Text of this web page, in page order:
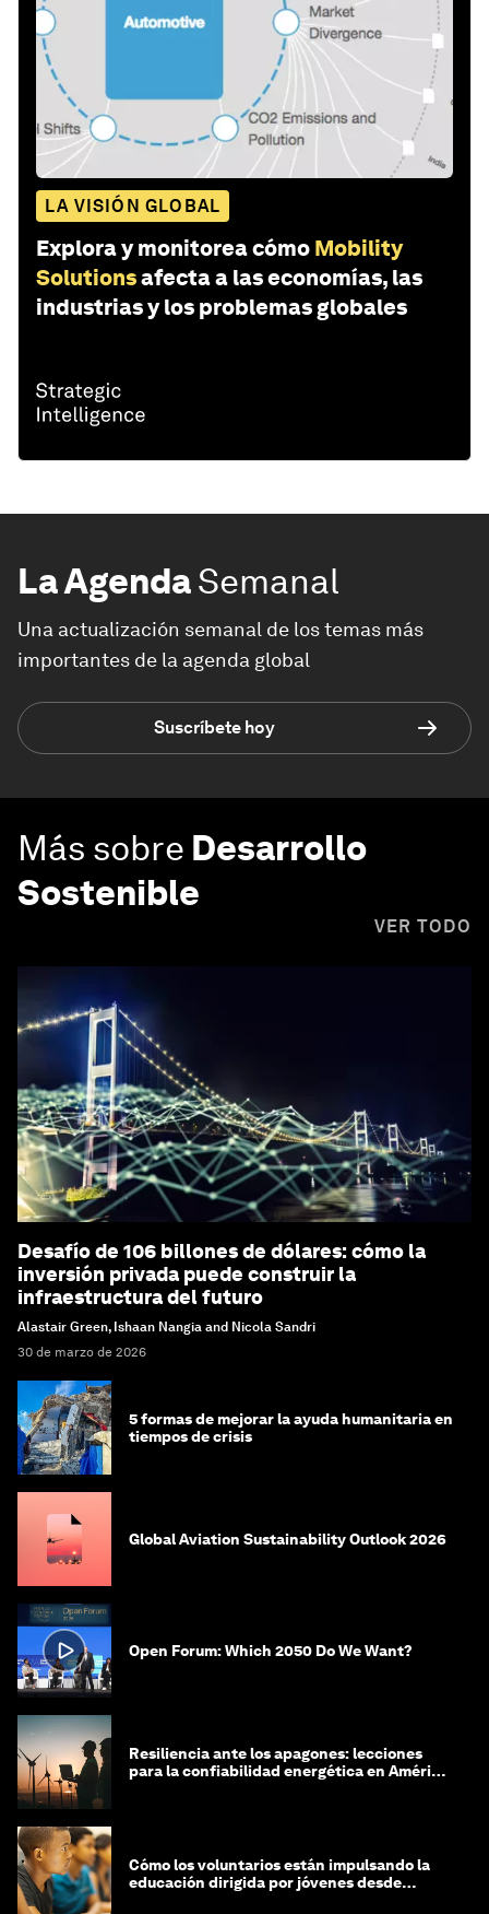
LA VISIÓN GLOBAL
Explora y monitorea cómo Mobility
Solutionsafecta a las economías, las
industrias y los problemas globales
La AgendaSemanal
Una actualización semanal de los temas más
importantes de la agenda global
Suscríbete hoy
Más sobre Desarrollo
Sostenible
VER TODO
Desafío de 106 billones de dólares: cómo la
inversión privada puede construir la
infraestructura del futuro
Alastair Green, Ishaan Nangia and Nicola Sandri
30 de marzo de 2026
5 formas de mejorar la ayuda humanitaria en
tiempos de crisis
Global Aviation Sustainability Outlook 2026
Open Forum: Which 2050 Do We Want?
Resiliencia ante los apagones: lecciones
para la confiabilidad energética en América
Cómo los voluntarios están impulsando la
educación dirigida por jóvenes desde